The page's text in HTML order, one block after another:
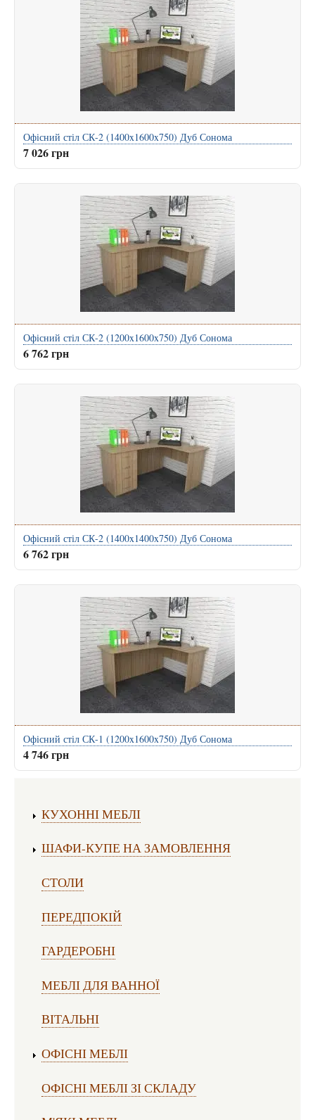
Офісний стіл СК-2 (1400x1600x750) Дуб Сонома
7 026 грн
Офісний стіл СК-2 (1200x1600x750) Дуб Сонома
6 762 грн
Офісний стіл СК-2 (1400x1400x750) Дуб Сонома
6 762 грн
Офісний стіл СК-1 (1200x1600x750) Дуб Сонома
4 746 грн
КУХОННІ МЕБЛІ
ШАФИ-КУПЕ НА ЗАМОВЛЕННЯ
СТОЛИ
ПЕРЕДПОКІЙ
ГАРДЕРОБНІ
МЕБЛІ ДЛЯ ВАННОЇ
ВІТАЛЬНІ
ОФІСНІ МЕБЛІ
ОФІСНІ МЕБЛІ ЗІ СКЛАДУ